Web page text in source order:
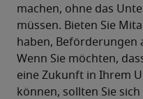
machen, ohne das
müssen. Bieten Sie
haben, Beförderungen
Wenn Sie möchten,
eine Zukunft in Ihrem
können, sollten Sie